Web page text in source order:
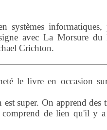
systèmes
signe avec La Morsure
Crichton.
le livre en occasion
super. On apprend
de lien qu'il y a